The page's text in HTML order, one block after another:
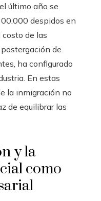
último año se
despidos en
de las
de
ha configurado
En estas
la inmigración no
de equilibrar las
y la
como